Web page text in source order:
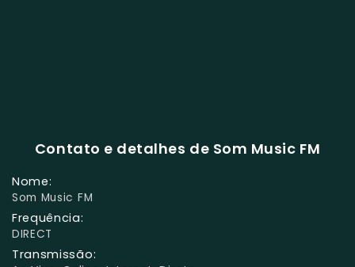
Contato e detalhes de Som Music FM
Nome:
Som Music FM
Frequência:
DIRECT
Transmissão: